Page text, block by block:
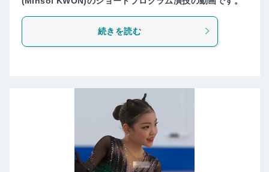
続きを読む